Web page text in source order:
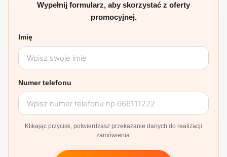
Wypełnij formularz, aby skorzystać z oferty
promocyjnej.
Imię
Numer telefonu
Klikając przycisk, potwierdzasz przekazanie danych do realizacji
zamówienia.